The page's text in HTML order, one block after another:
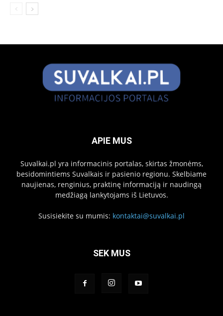
APIE MUS
Suvalkai.pl yra informacinis portalas, skirtas žmonėms,
besidomintiems Suvalkais ir pasienio regionu. Skelbiame
naujienas, renginius, praktinę informaciją ir naudingą
medžiagą lankytojams iš Lietuvos.
Susisiekite su mumis: kontaktai@suvalkai.pl
SEK MUS